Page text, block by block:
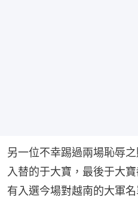
另一位不幸踢過兩場恥辱
入替的于大寶，最後于大
有入選今場對越南的大軍